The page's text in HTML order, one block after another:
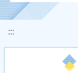
:::